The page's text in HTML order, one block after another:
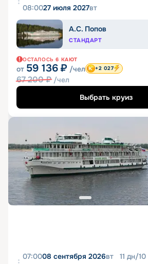
08:0027 июля 2027вт
А.С. Попов
СТАНДАРТ
ОСТАЛОСЬ 6 КАЮТ
от 59 136 ₽ /чел
67 200₽ /чел
+2 027
Выбрать круиз
07:0008 сентября 2026вт 11 дн/10